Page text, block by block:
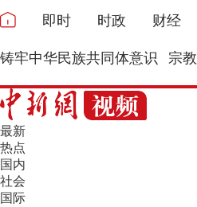
即时 时政 财经
铸牢中华民族共同体意识 宗教
最新
热点
国内
社会
国际